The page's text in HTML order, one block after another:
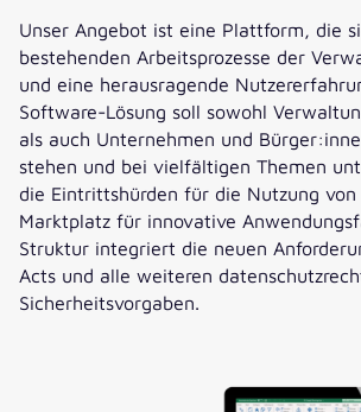
Unser Angebot ist eine Plattform, die
bestehenden Arbeitsprozesse der
und eine herausragende
Software-Lösung soll sowohl
als auch Unternehmen und
stehen und bei vielfältigen Themen
die Eintrittshürden für die Nutzung von
Marktplatz für innovative
Struktur integriert die neuen
Acts und alle weiteren
Sicherheitsvorgaben.